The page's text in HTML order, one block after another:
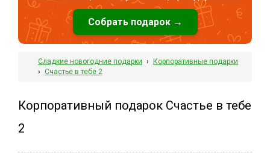
Собрать подарок →
Сладкие новогодние подарки › Корпоративные подарки
› Счастье в тебе 2
Корпоративный подарок Счастье в тебе
2